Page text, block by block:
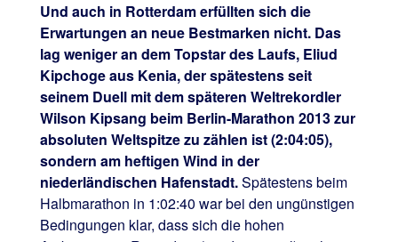
Und auch in Rotterdam erfüllten sich die
Erwartungen an neue Bestmarken nicht. Das
lag weniger an dem Topstar des Laufs, Eliud
Kipchoge aus Kenia, der spätestens seit
seinem Duell mit dem späteren Weltrekordler
Wilson Kipsang beim Berlin-Marathon 2013 zur
absoluten Weltspitze zu zählen ist (2:04:05),
sondern am heftigen Wind in der
niederländischen Hafenstadt.Spätestens beim
Halbmarathon in 1:02:40 war bei den ungünstigen
Bedingungen klar, dass sich die hohen